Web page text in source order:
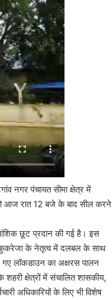
नगर पंचायत सीमा क्षेत्र में
आज रात 12 बजे के बाद सील करने
छूट प्रदान की गई है। इस
के नेतृत्व में दलबल के साथ
लॉकडाउन का अक्षरस पालन
क्षेत्रों में संचालित शासकीय,
अधिकारियों के लिए भी विशेष